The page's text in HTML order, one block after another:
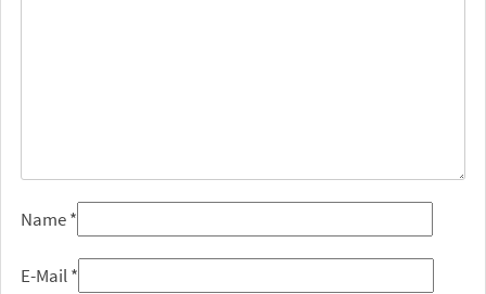
Name*
E-Mail*